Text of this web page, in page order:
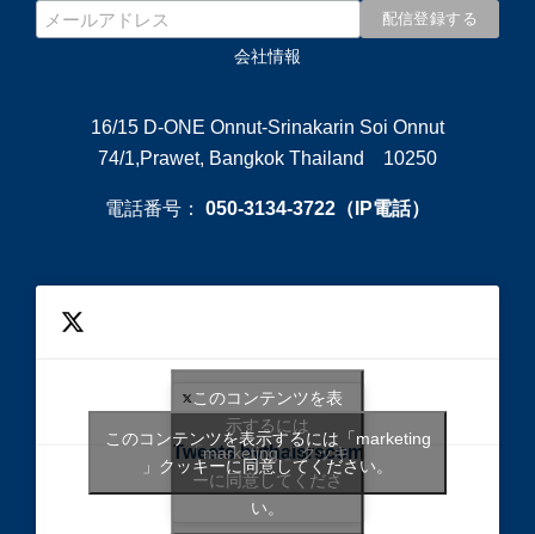
会社情報
16/15 D-ONE Onnut-Srinakarin Soi Onnut
74/1,Prawet, Bangkok Thailand 10250
電話番号： 050-3134-3722（IP電話）
Tweets bythaisrscom
このコンテンツを表
示するには
「marketing 」クッキ
ーに同意してくださ
い。
このコンテンツを表示するには「marketing
」クッキーに同意してください。